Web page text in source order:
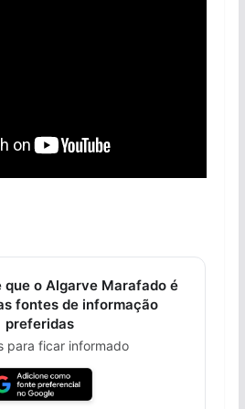
que o Algarve Marafado é
fontes de informação
preferidas
para ficar informado